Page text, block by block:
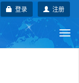
注册
登录